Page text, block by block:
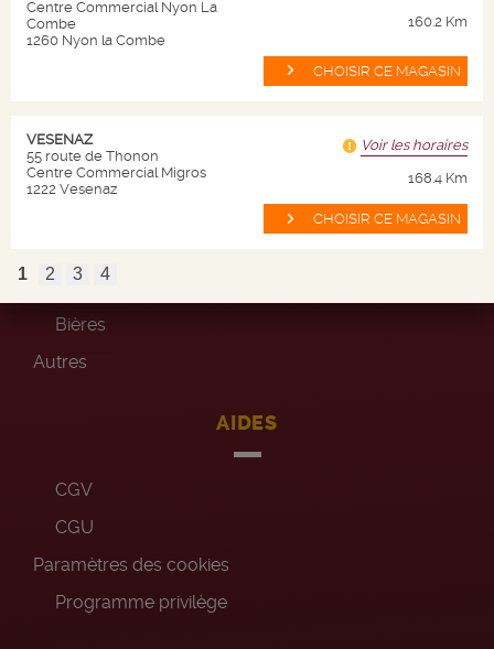
Code de conduite
Nous contacter
Plan site
Spiritueux
Bières
Autres
AIDES
CGV
CGU
Paramètres des cookies
Programme privilège
Centre Commercial Nyon La
Combe
1260 Nyon la Combe
160.2 Km
CHOISIR CE MAGASIN
VESENAZ
55 route de Thonon
Centre Commercial Migros
1222 Vesenaz
Voir les horaires
168.4 Km
CHOISIR CE MAGASIN
1 2 3 4